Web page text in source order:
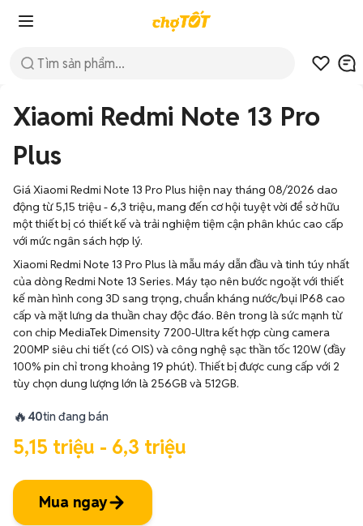
Xiaomi Redmi Note 13 Pro
Plus
Giá Xiaomi Redmi Note 13 Pro Plus hiện nay tháng 08/2026 dao
động từ 5,15 triệu - 6,3 triệu, mang đến cơ hội tuyệt vời để sở hữu
một thiết bị có thiết kế và trải nghiệm tiệm cận phân khúc cao cấp
với mức ngân sách hợp lý.
Xiaomi Redmi Note 13 Pro Plus là mẫu máy dẫn đầu và tinh túy nhất
của dòng Redmi Note 13 Series. Máy tạo nên bước ngoặt với thiết
kế màn hình cong 3D sang trọng, chuẩn kháng nước/bụi IP68 cao
cấp và mặt lưng da thuần chay độc đáo. Bên trong là sức mạnh từ
con chip MediaTek Dimensity 7200-Ultra kết hợp cùng camera
200MP siêu chi tiết (có OIS) và công nghệ sạc thần tốc 120W (đầy
100% pin chỉ trong khoảng 19 phút). Thiết bị được cung cấp với 2
tùy chọn dung lượng lớn là 256GB và 512GB.
🔥 40tin đang bán
5,15 triệu - 6,3 triệu
Mua ngay